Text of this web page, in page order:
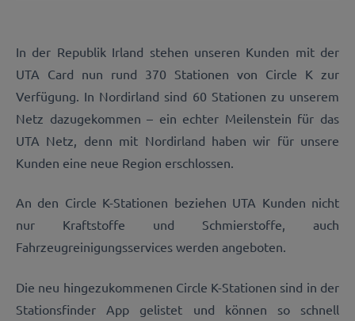
In der Republik Irland stehen unseren Kunden mit der
UTA Card nun rund 370 Stationen von Circle K zur
Verfügung. In Nordirland sind 60 Stationen zu unserem
Netz dazugekommen – ein echter Meilenstein für das
UTA Netz, denn mit Nordirland haben wir für unsere
Kunden eine neue Region erschlossen.
An den Circle K-Stationen beziehen UTA Kunden nicht
nur Kraftstoffe und Schmierstoffe, auch
Fahrzeugreinigungsservices werden angeboten.
Die neu hingezukommenen Circle K-Stationen sind in der
Stationsfinder App gelistet und können so schnell